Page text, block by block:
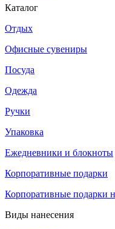
Каталог
Отдых
Офисные сувениры
Посуда
Одежда
Ручки
Упаковка
Ежедневники и блокноты
Корпоративные подарки
Корпоративные подарки
Виды нанесения